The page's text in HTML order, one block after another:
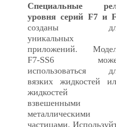
Специальные
уровня серий F7 и
созданы
уникальных
приложений.
F7-SS6
использоваться
вязких жидкостей
жидкостей
взвешенными
металлическими
частицами.